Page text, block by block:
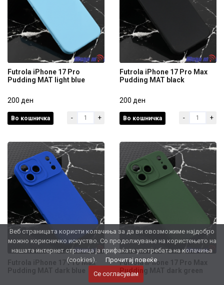
Pudding MAT light blue
200 ден
Futrola iPhone 17 Pro
Pudding MAT light blue
200 ден
Во кошничка - +
Pudding MAT black
200 ден
Futrola iPhone 17 Pro Max
Pudding MAT black
200 ден
Во кошничка - +
Futrola iPhone 17 Pro Max
Futrola iPhone 17 Pro Max
Futrola iPhone 17 Pro Max
Futrola iPhone 17 Pro Max
Веб страницата користи колачиња за да ви овозможиме најдобро
можно корисничко искуство. Со продолжување на користењето на
нашата интернет страница ја прифаќате употребата на колачиња
(cookies).
Прочитај повеќе
Се согласувам